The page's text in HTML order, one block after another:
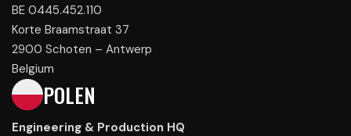
BE 0445.452.110
Korte Braamstraat 37
2900 Schoten – Antwerp
Belgium
POLEN
Engineering & Production HQ